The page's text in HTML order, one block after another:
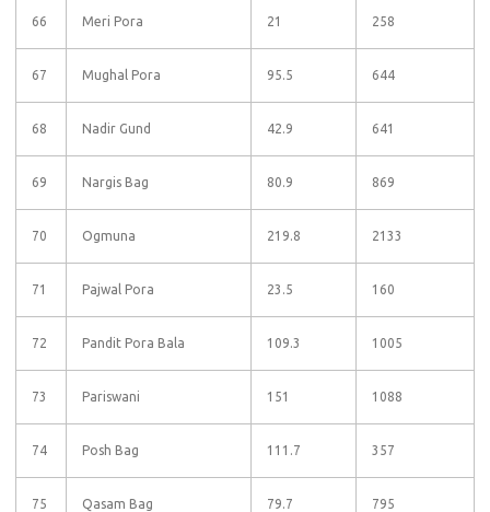
66 Meri Pora 21 258
67 Mughal Pora 95.5 644
68 Nadir Gund 42.9 641
69 Nargis Bag 80.9 869
70 Ogmuna 219.8 2133
71 Pajwal Pora 23.5 160
72 Pandit Pora Bala 109.3 1005
73 Pariswani 151 1088
74 Posh Bag 111.7 357
75 Qasam Bag 79.7 795